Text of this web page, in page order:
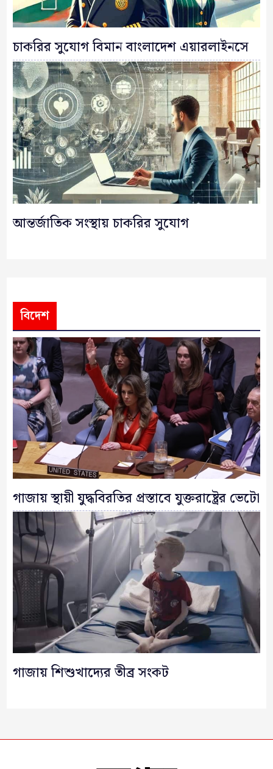
চাকরির সুযোগ বিমান বাংলাদেশ এয়ারলাইনসে
আন্তর্জাতিক সংস্থায় চাকরির সুযোগ
বিদেশ
গাজায় স্থায়ী যুদ্ধবিরতির প্রস্তাবে যুক্তরাষ্ট্রের ভেটো
গাজায় শিশুখাদ্যের তীব্র সংকট